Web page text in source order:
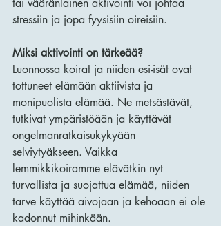
tai vääränlainen aktivointi voi johtaa
stressiin ja jopa fyysisiin oireisiin.
Miksi aktivointi on tärkeää?
Luonnossa koirat ja niiden esi-isät ovat
tottuneet elämään aktiivista ja
monipuolista elämää. Ne metsästävät,
tutkivat ympäristöään ja käyttävät
ongelmanratkaisukykyään
selviytyäkseen. Vaikka
lemmikkikoiramme elävätkin nyt
turvallista ja suojattua elämää, niiden
tarve käyttää aivojaan ja kehoaan ei ole
kadonnut mihinkään.